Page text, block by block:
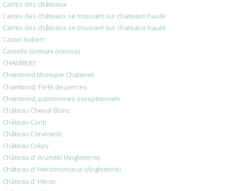
Cartes des châteaux
Cartes des châteaux se trouvant sur chateaux.haute
Cartes des châteaux se trouvant sur chateaux.haute
Castel Aubert
Castello Grimani (Venise)
CHAMBERY
Chambord Monique Chatenet
Chambord, forêt de pierres
Chambord, patrimoines exceptionnels
Château Cheval Blanc
Château Conti
Château Corvinesti
Château Crépy
Château d' Arundel (Angleterre)
Château d' Herstmonceux (Angleterre)
Château d' Hever